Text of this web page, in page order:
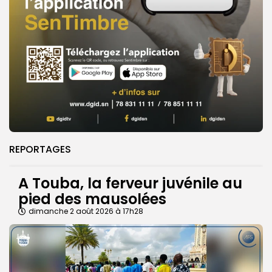
REPORTAGES
A Touba, la ferveur juvénile au
pied des mausolées
dimanche 2 août 2026 à 17h28